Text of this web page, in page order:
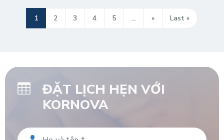
1 2 3 4 5 ... » Last »
ĐẶT LỊCH HẸN VỚI
KORNOVA